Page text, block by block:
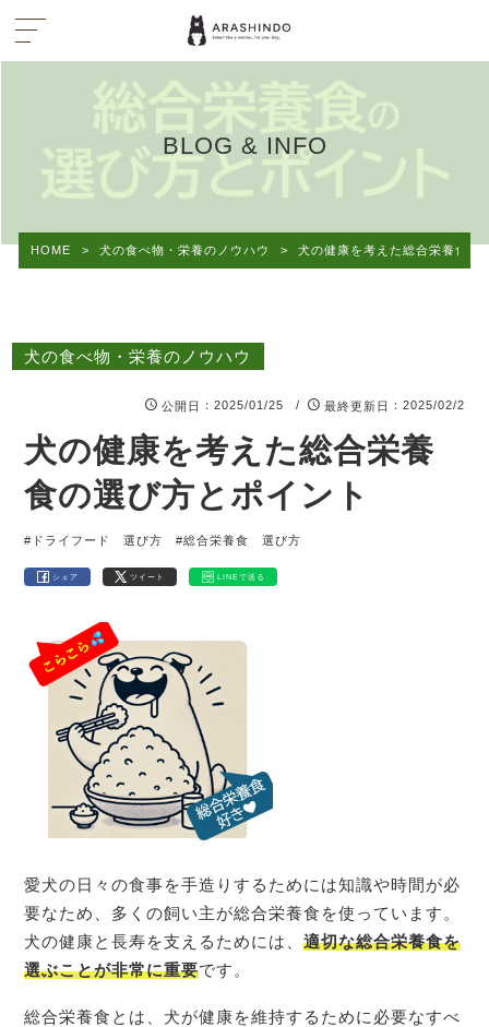
BLOG & INFO
HOME > 犬の食べ物・栄養のノウハウ > 犬の健康を考えた総合栄養食の
犬の食べ物・栄養のノウハウ
公開日 ：2025/01/25 / 最終更新日 ：2025/02/2
犬の健康を考えた総合栄養
食の選び方とポイント
#ドライフード 選び方 #総合栄養食 選び方
シェア ツイート LINEで送る
愛犬の日々の食事を手造りするためには知識や時間が必
要なため、多くの飼い主が総合栄養食を使っています。
犬の健康と長寿を支えるためには、適切な総合栄養食を
選ぶことが非常に重要です。
総合栄養食とは、犬が健康を維持するために必要なすべ